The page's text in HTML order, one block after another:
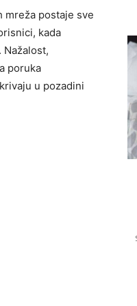
mreža postaje sve
kada
poruka
u pozadini